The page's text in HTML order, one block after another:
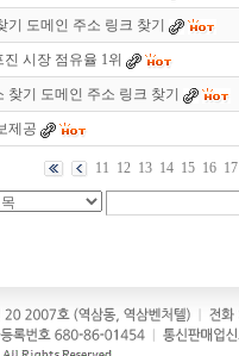
기 도메인 주소 링크 찾기
시장 점유율 1위
찾기 도메인 주소 링크 찾기
제공
11 12 13 14 15 16 17